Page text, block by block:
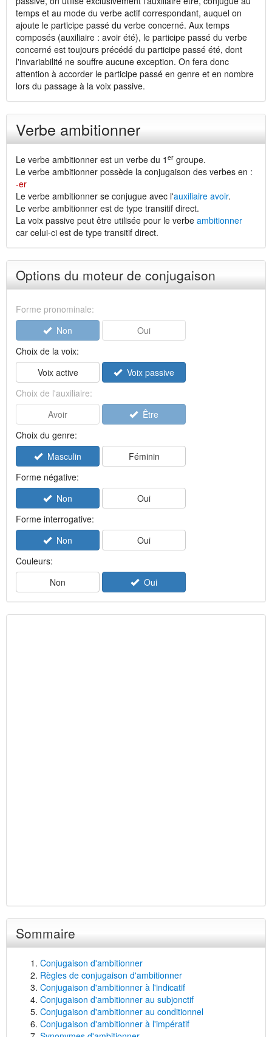
temps et au mode du verbe actif correspondant, auquel on
ajoute le participe passé du verbe concerné. Aux temps
composés (auxiliaire : avoir été), le participe passé du verbe
concerné est toujours précédé du participe passé été, dont
l'invariabilité ne souffre aucune exception. On fera donc
attention à accorder le participe passé en genre et en nombre
lors du passage à la voix passive.
Verbe ambitionner
Le verbe ambitionner est un verbe du 1 er groupe.
Le verbe ambitionner possède la conjugaison des verbes en :
-er
Le verbe ambitionner se conjugue avec l'auxiliaire avoir.
Le verbe ambitionner est de type transitif direct.
La voix passive peut être utilisée pour le verbe ambitionner
car celui-ci est de type transitif direct.
Options du moteur de conjugaison
Forme pronominale:
Non
Oui
Choix de la voix:
Voix active
Voix passive
Choix de l'auxiliaire:
Avoir
Être
Choix du genre:
Masculin
Féminin
Forme négative:
Non
Oui
Forme interrogative:
Non
Oui
Couleurs:
Non
Oui
Sommaire
Conjugaison d'ambitionner
Règles de conjugaison d'ambitionner
Conjugaison d'ambitionner à l'indicatif
Conjugaison d'ambitionner au subjonctif
Conjugaison d'ambitionner au conditionnel
Conjugaison d'ambitionner à l'impératif